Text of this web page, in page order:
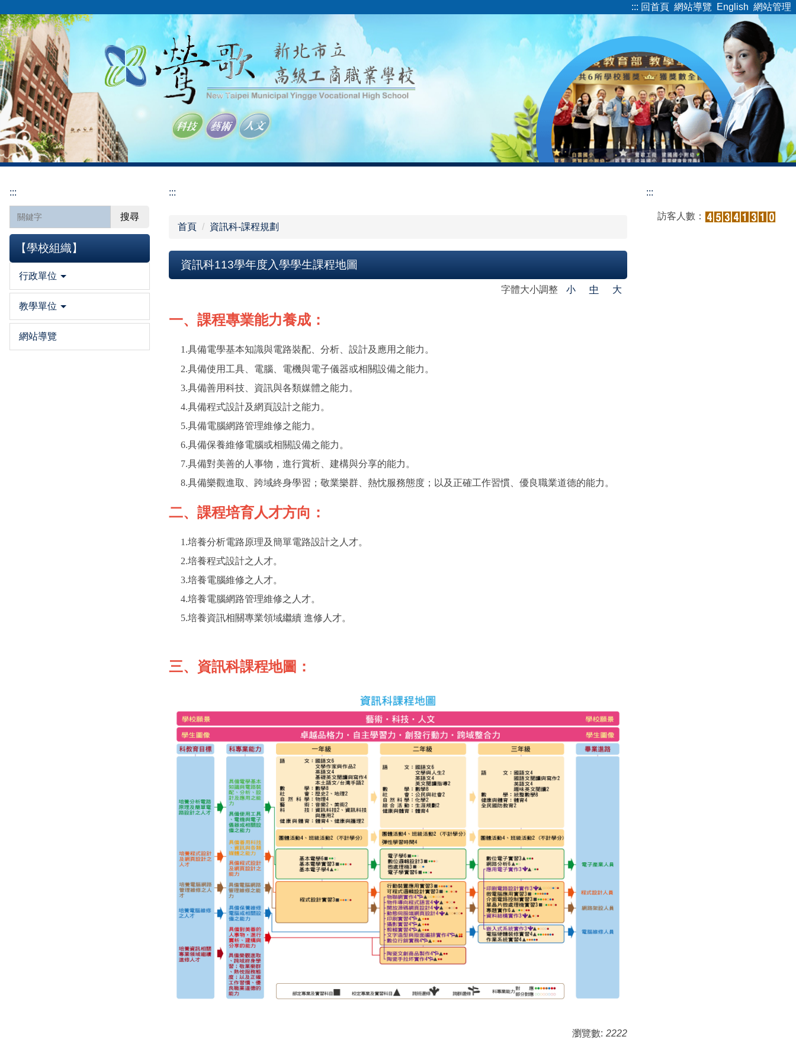
到
主
要
內
容
區
::: 回首頁 網站導覽 English 網站管理
:::
搜尋
【學校組織】
行政單位
教學單位
網站導覽
:::
首頁 資訊科-課程規劃
資訊科113學年度入學學生課程地圖
字體大小調整 小 中 大
一、課程專業能力養成：
1.具備電學基本知識與電路裝配、分析、設計及應用之能力。
2.具備使用工具、電腦、電機與電子儀器或相關設備之能力。
3.具備善用科技、資訊與各類媒體之能力。
4.具備程式設計及網頁設計之能力。
5.具備電腦網路管理維修之能力。
6.具備保養維修電腦或相關設備之能力。
7.具備對美善的人事物，進行賞析、建構與分享的能力。
8.具備樂觀進取、跨域終身學習；敬業樂群、熱忱服務態度；以及正確工作習慣、優良職業道德的能力。
二、課程培育人才方向：
1.培養分析電路原理及簡單電路設計之人才。
2.培養程式設計之人才。
3.培養電腦維修之人才。
4.培養電腦網路管理維修之人才。
5.培養資訊相關專業領域繼續 進修人才。
三、資訊科課程地圖：
瀏覽數: 2222
:::
訪客人數：